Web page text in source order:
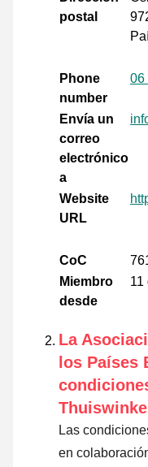
postal
Phone
number
06
Envía un
correo
electrónico
a
Website
URL
CoC
Miembro
desde
11
La
los Países
Las
en